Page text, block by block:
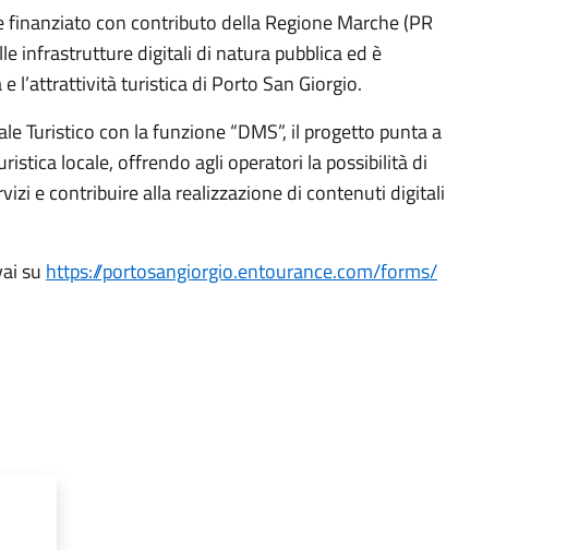
finanziato con contributo della Regione Marche (PR
infrastrutture digitali di natura pubblica ed è
l’attrattività turistica di Porto San Giorgio.
Turistico con lafunzione “DMS”, il progetto punta a
locale, offrendo agli operatori la possibilità di
e contribuire alla realizzazione di contenuti digitali
su https://portosangiorgio.entourance.com/forms/